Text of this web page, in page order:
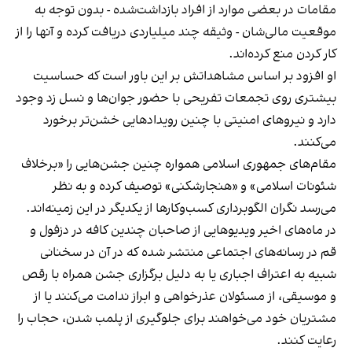
مقامات در بعضی موارد از افراد بازداشت‌‌شده - بدون توجه به
موقعیت مالی‌شان - وثیقه چند میلیاردی دریافت کرده و آنها را از
کار کردن منع کرده‌اند.
او افزود بر اساس مشاهداتش بر این باور است که حساسیت
بیشتری روی تجمعات تفریحی با حضور جوان‌ها و نسل زد وجود
دارد و نیروهای امنیتی با چنین رویدادهایی خشن‌تر برخورد
می‌کنند.
مقام‌های جمهوری اسلامی همواره چنین جشن‌هایی را «برخلاف
شئونات اسلامی» و «هنجارشکنی» توصیف کرده و به نظر
می‌رسد نگران الگوبرداری کسب‌وکارها از یکدیگر در این زمینه‌اند.
در ماه‌های اخیر ویدیوهایی از صاحبان چندین کافه در دزفول و
قم در رسانه‌های اجتماعی منتشر شده که در آن در سخنانی
شبیه به اعتراف اجباری یا به دلیل برگزاری جشن همراه با رقص
و موسیقی، از مسئولان عذرخواهی و ابراز ندامت می‌کنند یا از
مشتریان خود می‌خواهند برای جلوگیری از پلمب شدن، حجاب را
رعایت کنند.